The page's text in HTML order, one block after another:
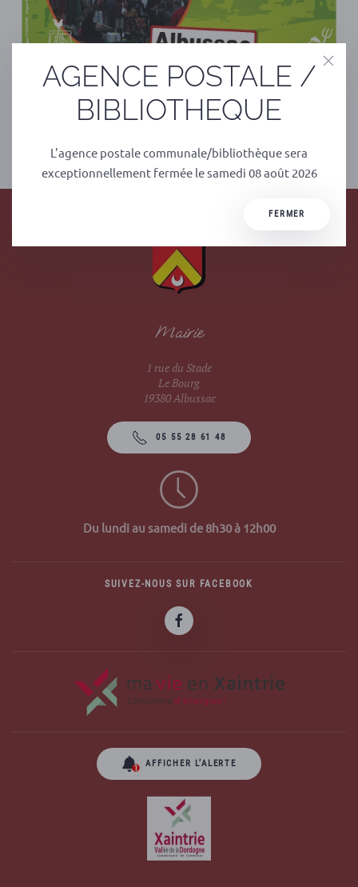
Mairie
1 rue du Stade
Le Bourg
19380 Albussac
05 55 28 61 48
Du lundi au samedi de 8h30 à 12h00
SUIVEZ-NOUS SUR FACEBOOK
AFFICHER L’ALERTE
AGENCE POSTALE /
BIBLIOTHEQUE
L'agence postale communale/bibliothèque sera
exceptionnellement fermée le samedi 08 août 2026
FERMER